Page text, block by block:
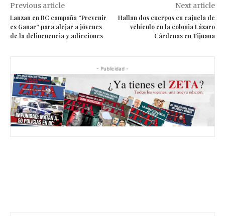
Previous article
Lanzan en BC campaña “Prevenir
es Ganar” para alejar a jóvenes
de la delincuencia y adicciones
Next article
Hallan dos cuerpos en cajuela de
vehículo en la colonia Lázaro
Cárdenas en Tijuana
- Publicidad -